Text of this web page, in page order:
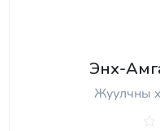
Энх-
Жуулчны